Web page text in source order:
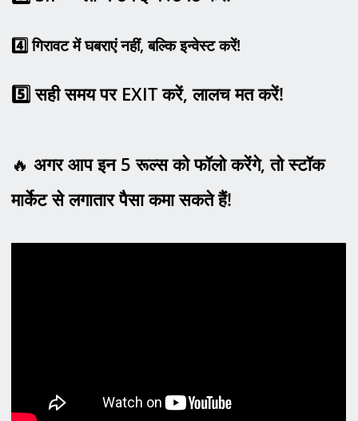
4️गिरावट में घबराएं नहीं,बल्कि इन्वेस्ट करें!
5️ सही समय पर EXITकरें,लालच मत करें!
🔥अगर आप इन 5रूल्स को फॉलो करेंगे,तो स्टॉक
मार्केट से लगातार पैसा कमा सकते हैं!